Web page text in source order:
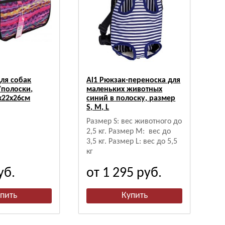
собак
Al1 Рюкзак-переноска для
маленьких животных
синий в полоску, размер
S, М, L
Размер S: вес животного до
2,5 кг. Размер M:
вес до
3,5 кг. Размер L: вес до 5,5
кг
от 1 295 руб.